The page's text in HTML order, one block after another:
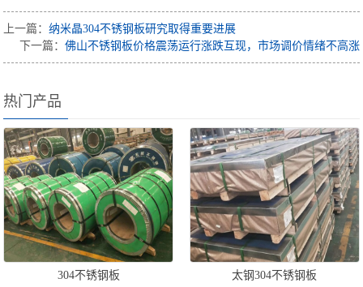
上一篇：纳米晶304不锈钢板研究取得重要进展
下一篇： 佛山不锈钢板价格震荡运行涨跌互现，市场调价情绪不高涨
热门产品
304不锈钢板 太钢304不锈钢板